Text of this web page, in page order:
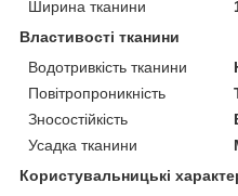
Ширина тканини
Властивості тканини
Водотривкість тканини
Повітропроникність
Зносостійкість
Усадка тканини
Користувальницькі